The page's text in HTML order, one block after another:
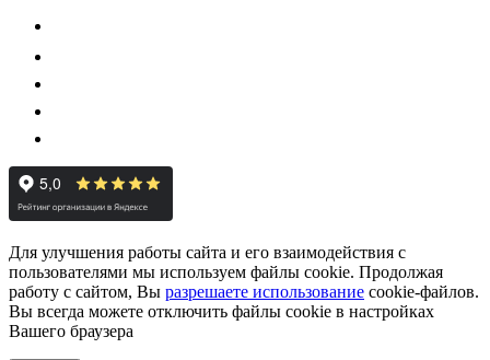
Для улучшения работы сайта и его взаимодействия с
пользователями мы используем файлы cookie. Продолжая
работу с сайтом, Вы разрешаете использование cookie-файлов.
Вы всегда можете отключить файлы cookie в настройках
Вашего браузера